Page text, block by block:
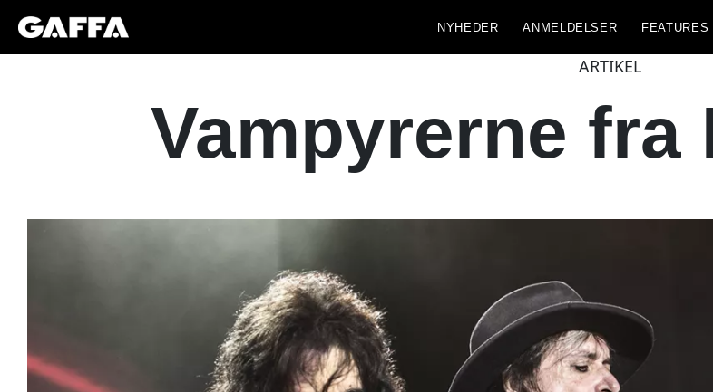
NYHEDER ANMELDELSER FEATURES
ARTIKEL
Vampyrerne fra